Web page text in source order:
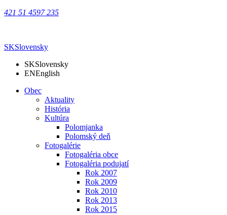
421 51 4597 235
SKSlovensky
SKSlovensky
ENEnglish
Obec
Aktuality
História
Kultúra
Polomjanka
Polomský deň
Fotogalérie
Fotogaléria obce
Fotogaléria podujatí
Rok 2007
Rok 2009
Rok 2010
Rok 2013
Rok 2015